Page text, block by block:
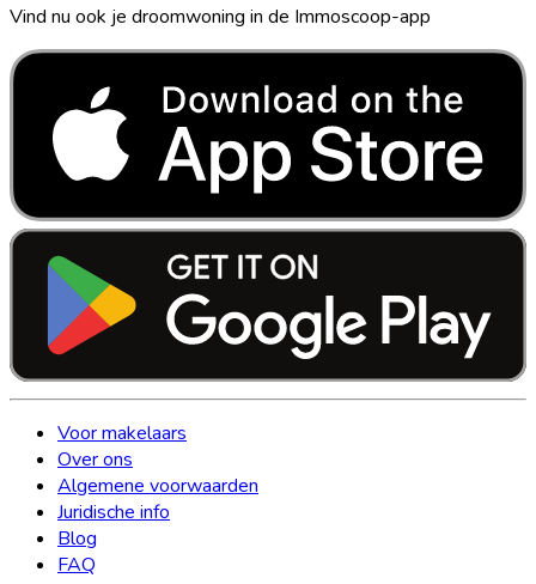
Vind nu ook je droomwoning in de Immoscoop-app
Voor makelaars
Over ons
Algemene voorwaarden
Juridische info
Blog
FAQ